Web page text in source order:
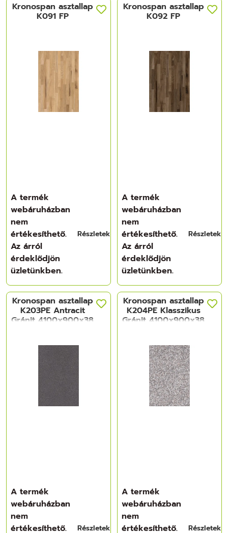
Kronospan asztallap
K091 FP
A termék
webáruházban
nem
értékesíthető.
Az árról
érdeklődjön
üzletünkben.
Részletek
Kronospan asztallap
K092 FP
A termék
webáruházban
nem
értékesíthető.
Az árról
érdeklődjön
üzletünkben.
Részletek
Kronospan asztallap
K203PE Antracit
Gránit 4100x900x38
A termék
webáruházban
nem
értékesíthető.
Részletek
Kronospan asztallap
K204PE Klasszikus
Gránit 4100x900x38
A termék
webáruházban
nem
értékesíthető.
Részletek